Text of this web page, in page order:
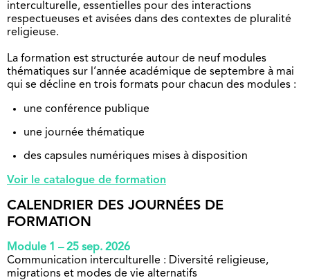
interculturelle, essentielles pour des interactions
respectueuses et avisées dans des contextes de pluralité
religieuse.
La formation est structurée autour de neuf modules
thématiques sur l’année académique de septembre à mai
qui se décline en trois formats pour chacun des modules :
une conférence publique
une journée thématique
des capsules numériques mises à disposition
Voir le catalogue de formation
CALENDRIER DES JOURNÉES DE
FORMATION
Module 1 – 25 sep. 2026
Communication interculturelle : Diversité religieuse,
migrations et modes de vie alternatifs